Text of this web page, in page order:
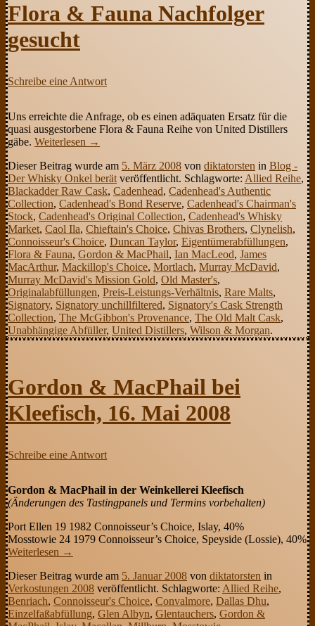
Flora & Fauna Nachfolger
gesucht
Schreibe eine Antwort
Uns erreichte die Anfrage, ob es einen adäquaten Ersatz für die
quasi ausgestorbene Flora & Fauna Reihe von United Distillers
gäbe. Weiterlesen →
Dieser Beitrag wurde am 5. März 2008 von diktatorsten in Blog -
Der Whisky Onkel berät veröffentlicht. Schlagworte: Allied Reihe,
Blackadder Raw Cask, Cadenhead, Cadenhead's Authentic
Collection, Cadenhead's Bond Reserve, Cadenhead's Chairman's
Stock, Cadenhead's Original Collection, Cadenhead's Whisky
Market, Caol Ila, Chieftain's Choice, Chivas Brothers, Clynelish,
Connoisseur's Choice, Duncan Taylor, Eigentümerabfüllungen,
Flora & Fauna, Gordon & MacPhail, Ian MacLeod, James
MacArthur, Mackillop's Choice, Mortlach, Murray McDavid,
Murray McDavid's Mission Gold, Old Master's,
Originalabfüllungen, Preis-Leistungs-Verhältnis, Rare Malts,
Signatory, Signatory unchillfiltered, Signatory's Cask Strength
Collection, The McGibbon's Provenance, The Old Malt Cask,
Unabhängige Abfüller, United Distillers, Wilson & Morgan.
Gordon & MacPhail bei
Kleefisch, 16. Mai 2008
Schreibe eine Antwort
Gordon & MacPhail in der Weinkellerei Kleefisch
(Änderungen des Tastingpanels und Termins vorbehalten)
Port Ellen 19 1982 Connoisseur’s Choice, Islay, 40%
Mosstowie 24 1979 Connoisseur’s Choice, Speyside (Lossie), 40%
Weiterlesen →
Dieser Beitrag wurde am 5. Januar 2008 von diktatorsten in
Verkostungen 2008 veröffentlicht. Schlagworte: Allied Reihe,
Benriach, Connoisseur's Choice, Convalmore, Dallas Dhu,
Einzelfaßabfüllung, Glen Albyn, Glentauchers, Gordon &